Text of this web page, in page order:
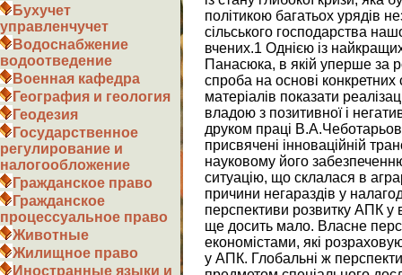
Бухучет
управленчучет
Водоснабжение
водоотведение
Военная кафедра
География и геология
Геодезия
Государственное
регулирование и
налогообложение
Гражданское право
Гражданское
процессуальное право
Животные
Жилищное право
Иностранные языки и
політикою багатьох урядів
сільського господарства
вчених.1 Однією із
Панасюка, в якій уперше за
спроба на основі конкретних
матеріалів показати
владою з позитивної і
друком праці
присвячені інноваційній
науковому його
ситуацію, що склалася в
причини негараздів у
перспективи розвитку АПК у
ще досить мало. Власне
економістами, які
у АПК. Глобальні ж